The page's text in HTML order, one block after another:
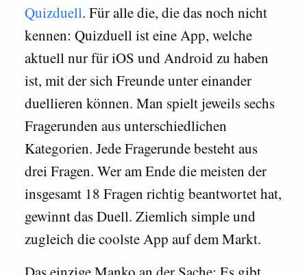
Quizduell. Für alle die, die das noch nicht
kennen: Quizduell ist eine App, welche
aktuell nur für iOS und Android zu haben
ist, mit der sich Freunde unter einander
duellieren können. Man spielt jeweils sechs
Fragerunden aus unterschiedlichen
Kategorien. Jede Fragerunde besteht aus
drei Fragen. Wer am Ende die meisten der
insgesamt 18 Fragen richtig beantwortet hat,
gewinnt das Duell. Ziemlich simple und
zugleich die coolste App auf dem Markt.